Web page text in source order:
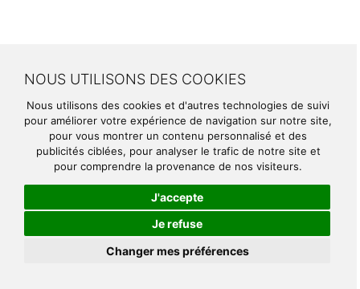
NOUS UTILISONS DES COOKIES
Nous utilisons des cookies et d'autres technologies de suivi
pour améliorer votre expérience de navigation sur notre site,
pour vous montrer un contenu personnalisé et des
publicités ciblées, pour analyser le trafic de notre site et
pour comprendre la provenance de nos visiteurs.
J'accepte
Je refuse
Changer mes préférences